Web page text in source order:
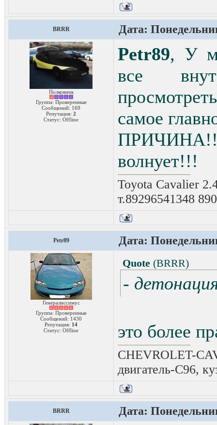
BRRR Дата:
Полковник
Группа: Проверенные
Сообщений: 169
Репутация: 2
Статус: Offline
Petr89, У
все
самое
волнует!!!
Toyota Cavalier
т.89296541348
Petr89 Дата:
Генералиссимус
Группа: Проверенные
Сообщений: 1430
Репутация: 14
Статус: Offline
Quote (BRRR)
-
это более
CHEVROLET-
двигатель-C96,
BRRR Дата: